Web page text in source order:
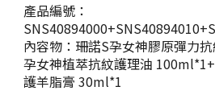
產品編號：
內容物： 珊諾S孕女神膠原彈力
孕女神植萃抗紋護理油 100ml*1+
護羊脂膏 30ml*1